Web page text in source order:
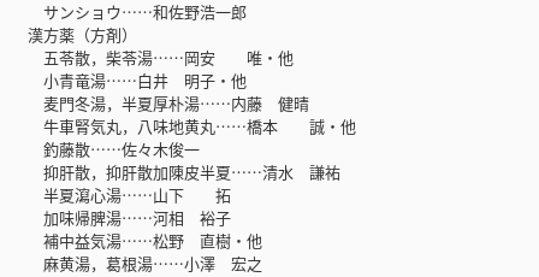
サンショウ……和佐野浩一郎
漢方薬（方剤）
五苓散，柴苓湯……岡安 唯・他
小青竜湯……白井 明子・他
麦門冬湯，半夏厚朴湯……内藤 健晴
牛車腎気丸，八味地黄丸……橋本 誠・他
釣藤散……佐々木俊一
抑肝散，抑肝散加陳皮半夏……清水 謙祐
半夏瀉心湯……山下 拓
加味帰脾湯……河相 裕子
補中益気湯……松野 直樹・他
麻黄湯，葛根湯……小澤 宏之